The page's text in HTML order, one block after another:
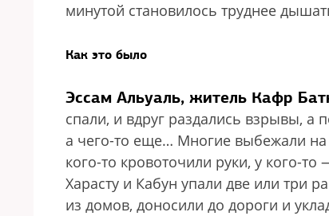
минутой становилось труднее
Как это было
Эссам Альуаль, житель Кафр
спали, и вдруг раздались взрывы,
а чего-то еще… Многие выбежали на
кого-то кровоточили руки, у кого-
Харасту и Кабун упали две или три
из домов, доносили до дороги и